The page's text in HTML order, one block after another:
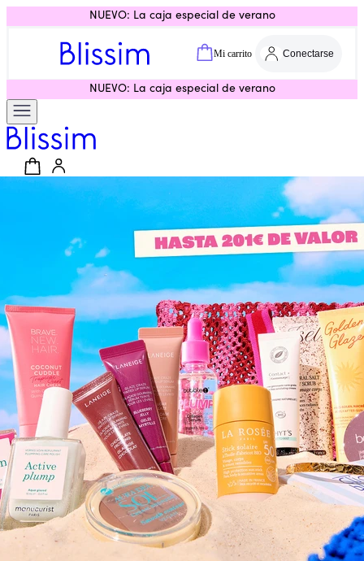
NUEVO: La caja especial de verano
Mi carrito Conectarse
NUEVO: La caja especial de verano